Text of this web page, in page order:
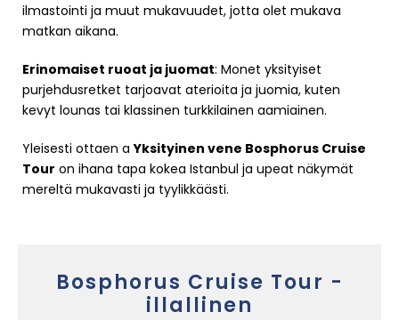
ilmastointi ja muut mukavuudet, jotta olet mukava
matkan aikana.
Erinomaiset ruoat ja juomat: Monet yksityiset
purjehdusretket tarjoavat aterioita ja juomia, kuten
kevyt lounas tai klassinen turkkilainen aamiainen.
Yleisesti ottaen aYksityinen vene Bosphorus Cruise
Tour on ihana tapa kokea Istanbul ja upeat näkymät
mereltä mukavasti ja tyylikkäästi.
Bosphorus Cruise Tour -
illallinen